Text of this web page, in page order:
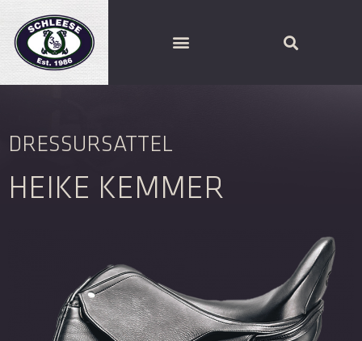
DRESSURSATTEL
HEIKE KEMMER